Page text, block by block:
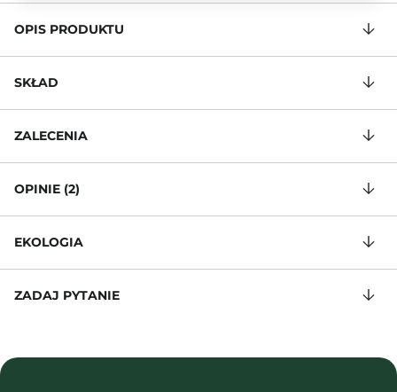
OPIS PRODUKTU
SKŁAD
ZALECENIA
OPINIE (2)
EKOLOGIA
ZADAJ PYTANIE